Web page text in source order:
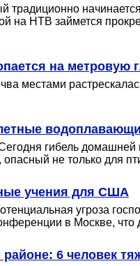
традиционно
НТВ займется
на метровую
местами
гибель
не только для
учения для США
угроза
в Москве,
6 человек